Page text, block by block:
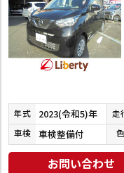
年式 2023(令和5)年 走
車検 車検整備付 色
お問い合わせ